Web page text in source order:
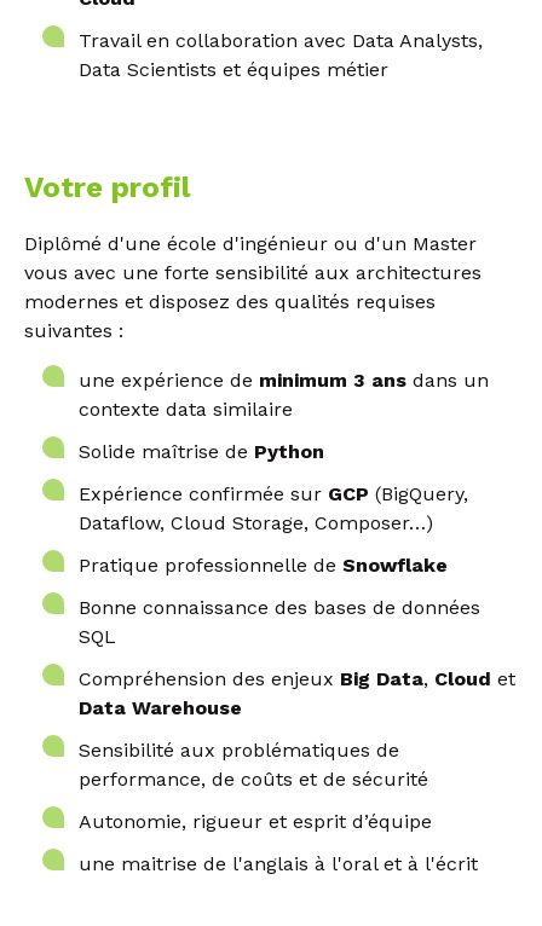
Travail en collaboration avec Data Analysts,
Data Scientists et équipes métier
Votre profil
Diplômé d'une école d'ingénieur ou d'un Master
vous avec une forte sensibilité aux architectures
modernes et disposez des qualités requises
suivantes :
une expérience de minimum 3 ans dans un
contexte data similaire
Solide maîtrise de Python
Expérience confirmée sur GCP (BigQuery,
Dataflow, Cloud Storage, Composer…)
Pratique professionnelle de Snowflake
Bonne connaissance des bases de données
SQL
Compréhension des enjeux Big Data, Cloud et
Data Warehouse
Sensibilité aux problématiques de
performance, de coûts et de sécurité
Autonomie, rigueur et esprit d’équipe
une maitrise de l'anglais à l'oral et à l'écrit